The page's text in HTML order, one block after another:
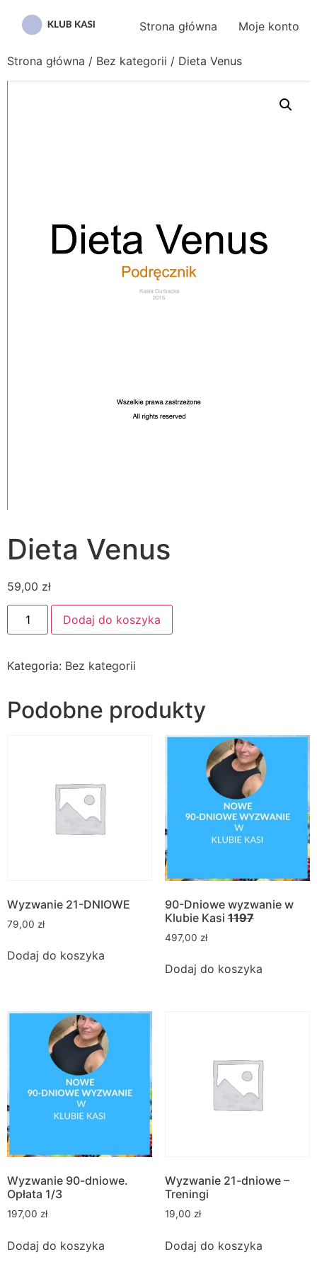
Strona główna Moje konto
Strona główna / Bez kategorii / Dieta Venus
Dieta Venus
59,00 zł
ilość
Dieta
Venus
Dodaj do koszyka
Kategoria: Bez kategorii
Podobne produkty
Wyzwanie 21-DNIOWE
79,00 zł
Dodaj do koszyka
90-Dniowe wyzwanie w
Klubie Kasi1197
497,00 zł
Dodaj do koszyka
Wyzwanie 90-dniowe.
Opłata 1/3
197,00 zł
Dodaj do koszyka
Wyzwanie 21-dniowe –
Treningi
19,00 zł
Dodaj do koszyka